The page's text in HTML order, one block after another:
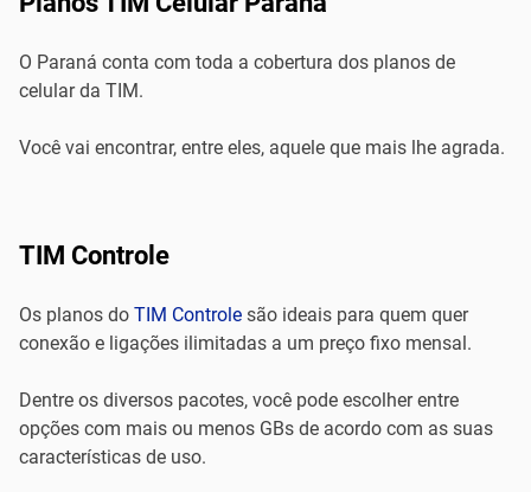
O Paraná conta com toda a cobertura dos planos de
celular da TIM.
Você vai encontrar, entre eles, aquele que mais lhe agrada.
TIM Controle
Os planos do TIM Controle são ideais para quem quer
conexão e ligações ilimitadas a um preço fixo mensal.
Dentre os diversos pacotes, você pode escolher entre
opções com mais ou menos GBs de acordo com as suas
características de uso.